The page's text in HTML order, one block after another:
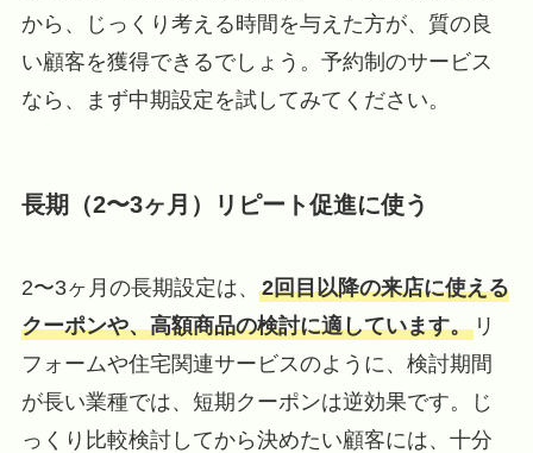
から、じっくり考える時間を与えた方が、質の良
い顧客を獲得できるでしょう。予約制のサービス
なら、まず中期設定を試してみてください。
長期（2〜3ヶ月）リピート促進に使う
2〜3ヶ月の長期設定は、 2回目以降の来店に使える
クーポンや、高額商品の検討に適しています。リ
フォームや住宅関連サービスのように、検討期間
が長い業種では、短期クーポンは逆効果です。じ
っくり比較検討してから決めたい顧客には、十分